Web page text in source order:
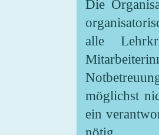
Die
alle
möglichst
ein
nötig.